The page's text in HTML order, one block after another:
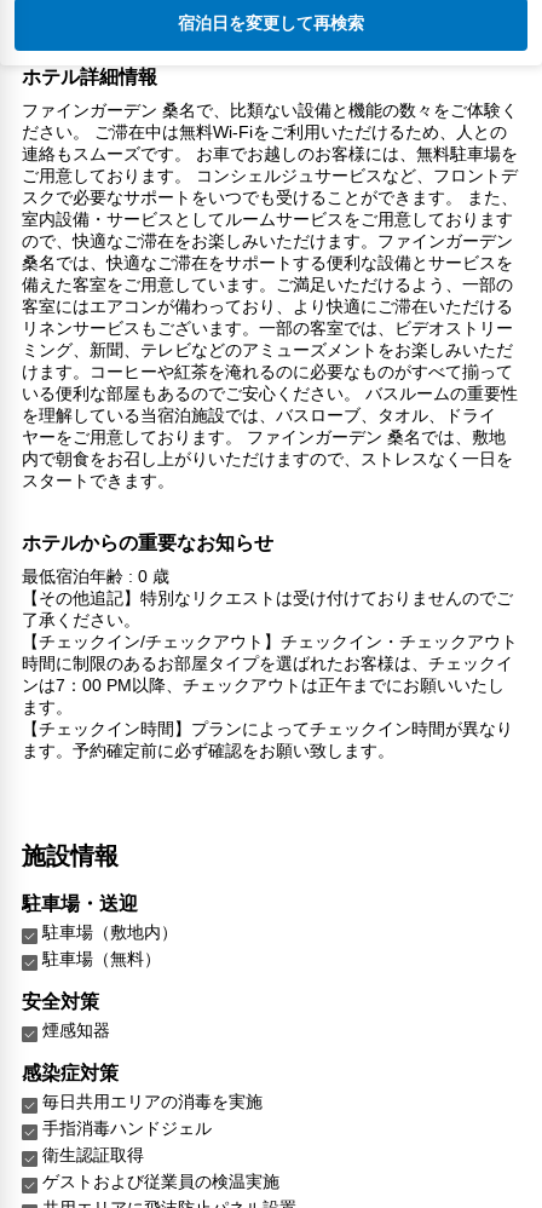
宿泊日を変更して再検索
ホテル詳細情報
ファインガーデン 桑名で、比類ない設備と機能の数々をご体験く
ださい。 ご滞在中は無料Wi-Fiをご利用いただけるため、人との
連絡もスムーズです。 お車でお越しのお客様には、無料駐車場を
ご用意しております。 コンシェルジュサービスなど、フロントデ
スクで必要なサポートをいつでも受けることができます。 また、
室内設備・サービスとしてルームサービスをご用意しております
ので、快適なご滞在をお楽しみいただけます。ファインガーデン
桑名では、快適なご滞在をサポートする便利な設備とサービスを
備えた客室をご用意しています。ご満足いただけるよう、一部の
客室にはエアコンが備わっており、より快適にご滞在いただける
リネンサービスもございます。一部の客室では、ビデオストリー
ミング、新聞、テレビなどのアミューズメントをお楽しみいただ
けます。コーヒーや紅茶を淹れるのに必要なものがすべて揃って
いる便利な部屋もあるのでご安心ください。 バスルームの重要性
を理解している当宿泊施設では、バスローブ、タオル、ドライ
ヤーをご用意しております。 ファインガーデン 桑名では、敷地
内で朝食をお召し上がりいただけますので、ストレスなく一日を
スタートできます。
ホテルからの重要なお知らせ
最低宿泊年齢 : 0 歳
【その他追記】特別なリクエストは受け付けておりませんのでご
了承ください。
【チェックイン/チェックアウト】チェックイン・チェックアウト
時間に制限のあるお部屋タイプを選ばれたお客様は、チェックイ
ンは7：00 PM以降、チェックアウトは正午までにお願いいたし
ます。
【チェックイン時間】プランによってチェックイン時間が異なり
ます。予約確定前に必ず確認をお願い致します。
施設情報
駐車場・送迎
駐車場（敷地内）
駐車場（無料）
安全対策
煙感知器
感染症対策
毎日共用エリアの消毒を実施
手指消毒ハンドジェル
衛生認証取得
ゲストおよび従業員の検温実施